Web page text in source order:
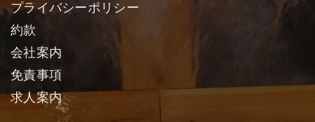
プライバシーポリシー
約款
会社案内
免責事項
求人案内